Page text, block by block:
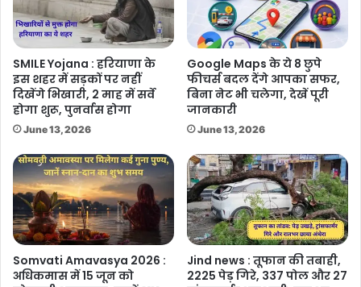
SMILE Yojana : हरियाणा के
इस शहर में सड़कों पर नहीं
दिखेंगे भिखारी, 2 माह में सर्वे
होगा शुरू, पुनर्वास होगा
June 13, 2026
Google Maps के ये 8 छुपे
फीचर्स बदल देंगे आपका सफर,
बिना नेट भी चलेगा, देखें पूरी
जानकारी
June 13, 2026
Somvati Amavasya 2026 :
अधिकमास में 15 जून को
Jind news : तूफान की तबाही,
2225 पेड़ गिरे, 337 पोल और 27